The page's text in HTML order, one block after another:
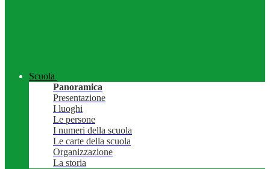
Scuola
Panoramica
Presentazione
I luoghi
Le persone
I numeri della scuola
Le carte della scuola
Organizzazione
La storia